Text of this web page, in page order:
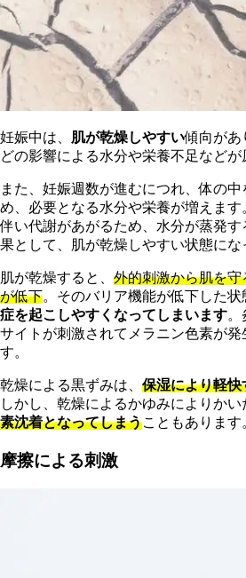
妊娠中は、 肌が乾燥しやすい傾向があ
どの影響による水分や栄養不足などが
また、妊娠週数が進むにつれ、体の
め、必要となる水分や栄養が増えま
伴い代謝があがるため、水分が蒸発
果として、肌が乾燥しやすい状態にな
肌が乾燥すると、 外的刺激から肌を
が低下。そのバリア機能が低下した状
症を起こしやすくなってしまいます。
サイトが刺激されてメラニン色素が
す。
乾燥による黒ずみは、 保湿により軽快
しかし、乾燥によるかゆみによりかい
素沈着となってしまうこともあります
摩擦による刺激